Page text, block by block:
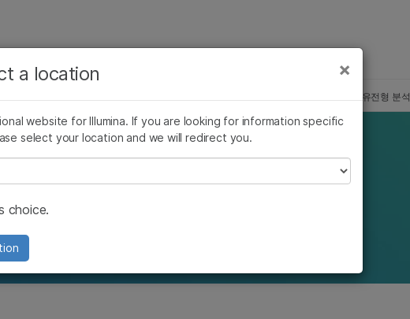
지원
고처리량 유전형 분석
및 솔루션
마이크로어레이 기술
×
a location
website for Illumina. If you are looking for information specific
select your location and we will redirect you.
location
choice.
성이 높은 콘텐츠를 확인하실 수 있습니다. 주요
선택해 주세요:
×
연구
체학 연구
연구
임상 종양학 연구
생식 보건 연구
유전 및 희귀 질환 연구